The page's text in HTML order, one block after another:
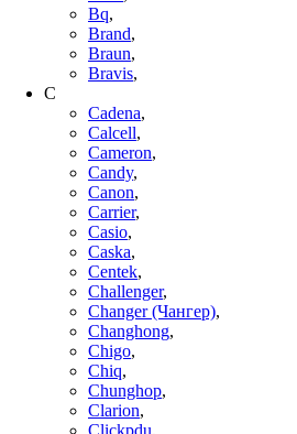
Bq,
Brand,
Braun,
Bravis,
C
Cadena,
Calcell,
Cameron,
Candy,
Canon,
Carrier,
Casio,
Caska,
Centek,
Challenger,
Changer (Чангер),
Changhong,
Chigo,
Chiq,
Chunghop,
Clarion,
Clickpdu,